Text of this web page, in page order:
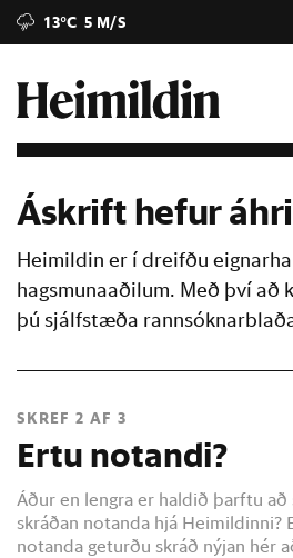
13°C 5 M/S
Áskrift hefur
Heimildin er í dreifðu
hagsmunaaðilum. Með því að
þú sjálfstæða
SKREF 2 AF 3
Ertu notandi?
Áður en lengra er haldið þarftu að
skráðan notanda hjá Heimildinni?
notanda geturðu skráð nýjan hér